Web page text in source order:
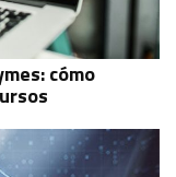
cómo